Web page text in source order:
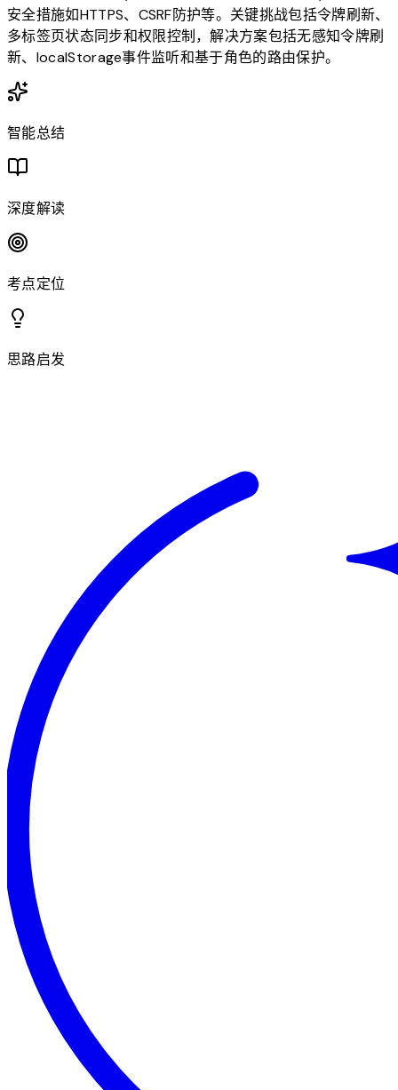
安全措施如HTTPS、CSRF防护等。关键挑战包括令牌刷新、
多标签页状态同步和权限控制，解决方案包括无感知令牌刷
新、localStorage事件监听和基于角色的路由保护。
智能总结
深度解读
考点定位
思路启发